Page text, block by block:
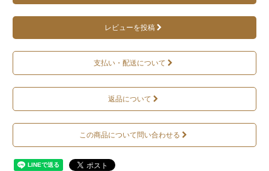
レビューを投稿
支払い・配送について
返品について
この商品について問い合わせる